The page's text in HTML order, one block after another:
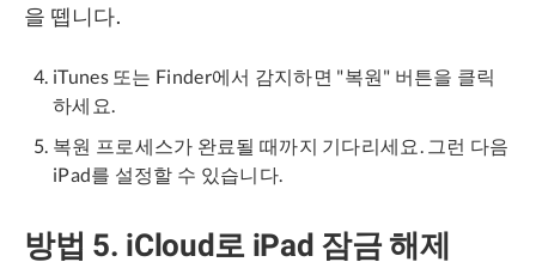
을 뗍니다.
iTunes 또는 Finder에서 감지하면 "복원" 버튼을 클릭
하세요.
복원 프로세스가 완료될 때까지 기다리세요. 그런 다음
iPad를 설정할 수 있습니다.
방법 5. iCloud로 iPad 잠금 해제